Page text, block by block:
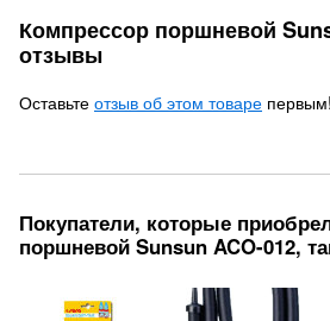
Компрессор поршневой
отзывы
Оставьте отзыв об этом товаре первым!
Покупатели, которые
поршневой Sunsun ACO-012,